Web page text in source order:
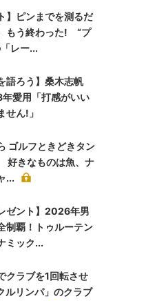
】ピンまでを測るだ
もう終わった! “プ
レー...
語ろう】桑木志帆
愛用「打感がいい
せん!」
ゴルフときどきタン
きなものは魚、ナ
...
ゼント】2026年男
制覇！トゥルーテン
ミック...
クラブを1回転させ
ルリンパ」のクラブ